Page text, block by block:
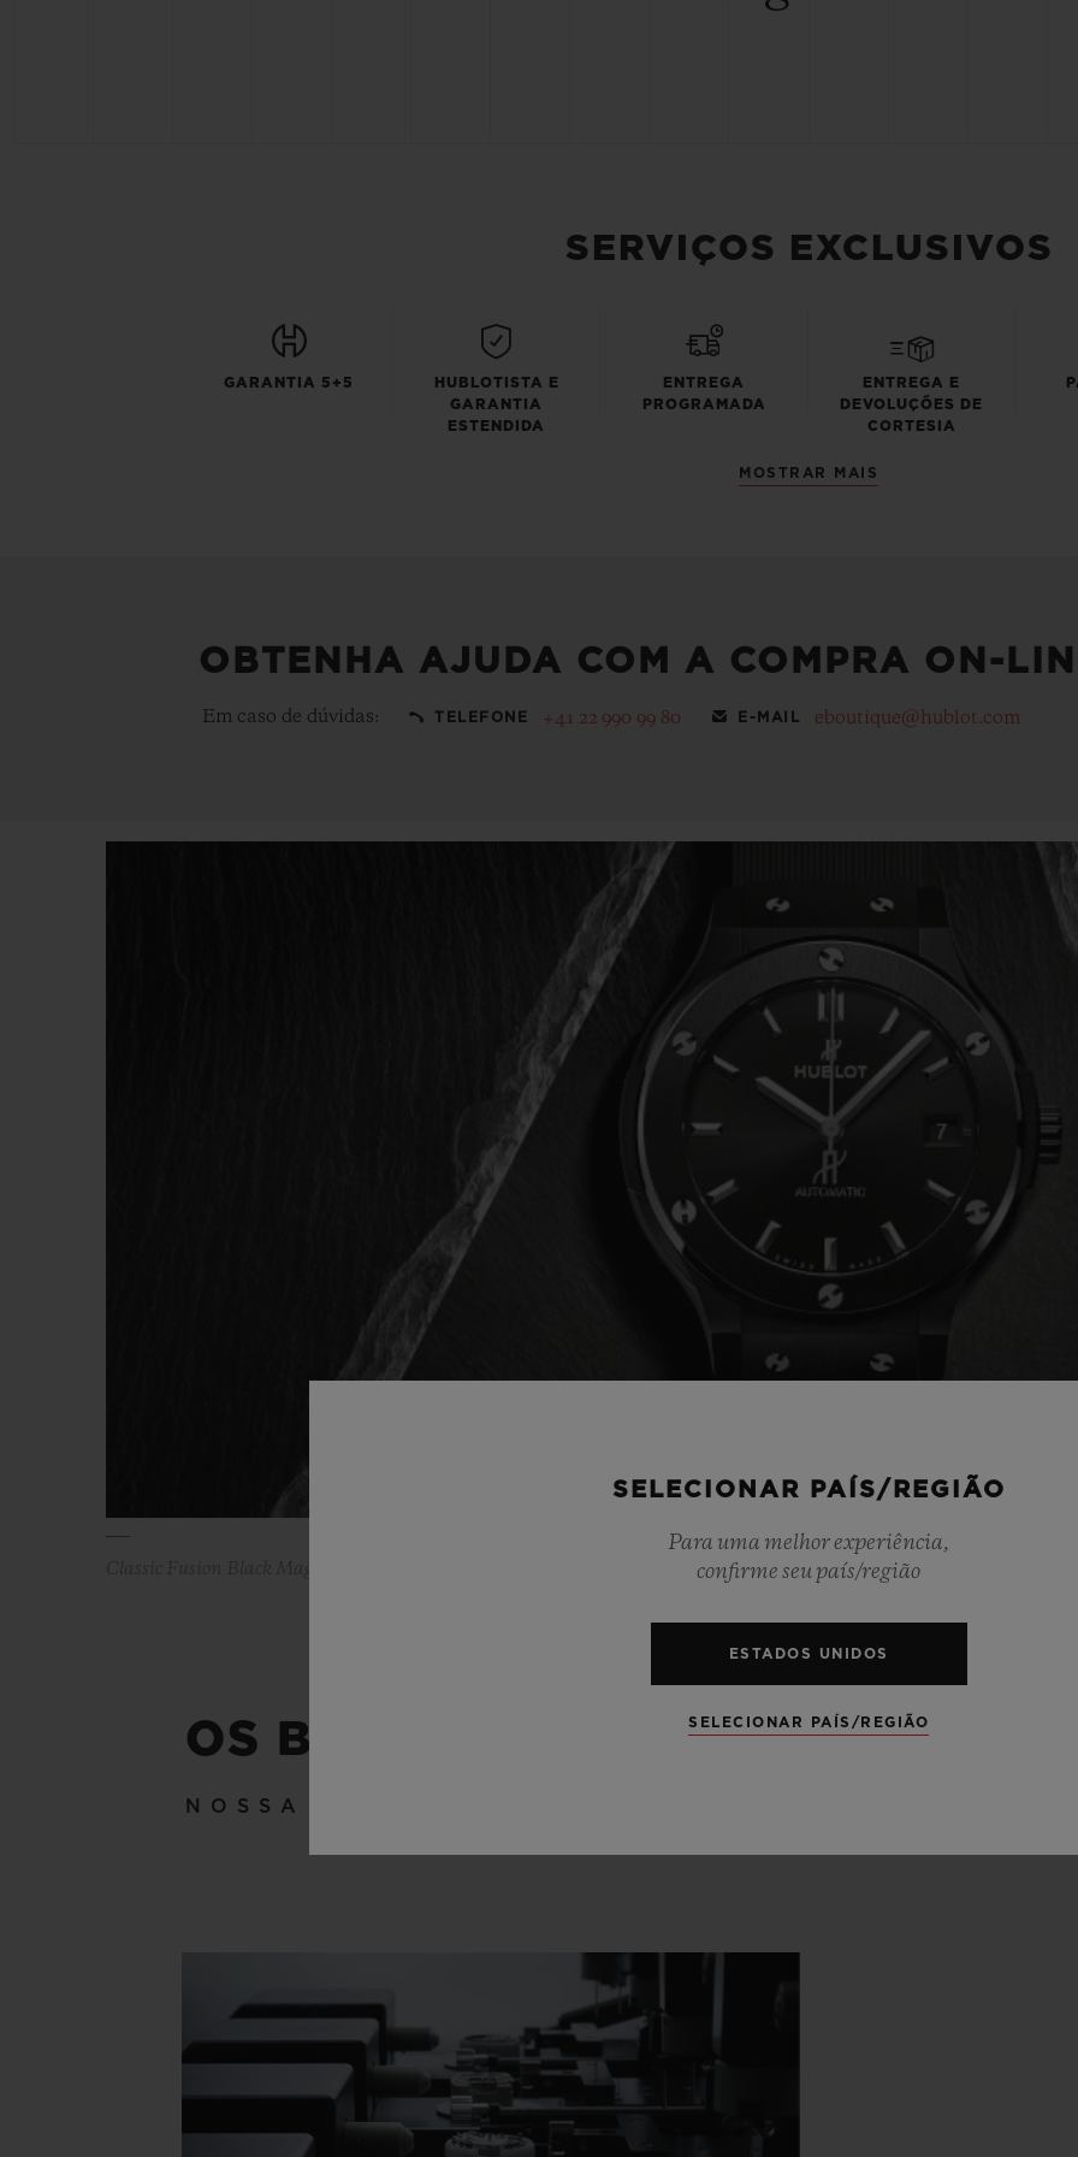
SERVIÇOS EXCLUSIVOS
GARANTIA 5+5
HUBLOTISTA E
GARANTIA
ESTENDIDA
ENTREGA
PROGRAMADA
ENTREGA E
DEVOLUÇÕES DE
CORTESIA
MOSTRAR MAIS
OBTENHA AJUDA COM A COMPRA ON-
Em caso de dúvidas: TELEFONE +41 22 990 99 80 E-MAIL eboutique@hublot.com
OS BASTIDORES
NOSSA TÉCNICA ARTESANAL
SELECIONAR PAÍS/REGIÃO
Para uma melhor experiência,
confirme seu país/região
ESTADOS UNIDOS
SELECIONAR PAÍS/REGIÃO